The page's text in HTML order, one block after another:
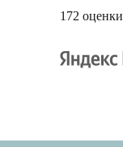
172 оценки